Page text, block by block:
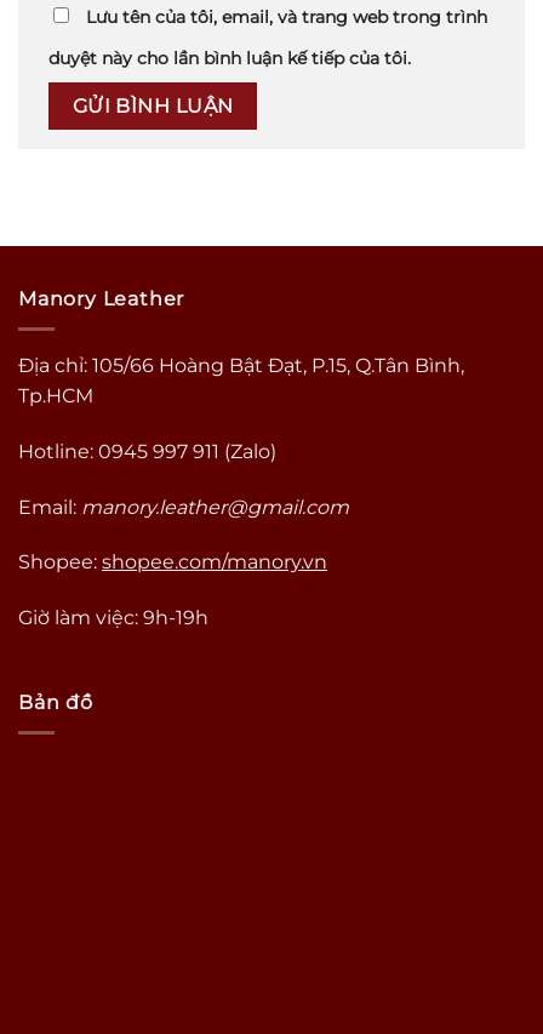
Lưu tên của tôi, email, và trang web trong trình
duyệt này cho lần bình luận kế tiếp của tôi.
Manory Leather
Địa chỉ: 105/66 Hoàng Bật Đạt, P.15, Q.Tân Bình,
Tp.HCM
Hotline: 0945 997 911 (Zalo)
Email: manory.leather@gmail.com
Shopee: shopee.com/manory.vn
Giờ làm việc: 9h-19h
Bản đồ